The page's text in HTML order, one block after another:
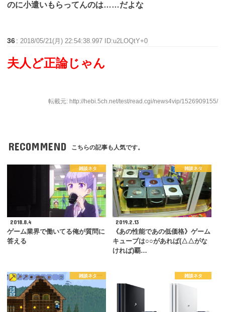
のに小遣いもらってんのは……だよな
36 :2018/05/21(月) 22:54:38.997 ID:u2LOQtY+0
夫人ど正論じゃん
転載元: http://hebi.5ch.net/test/read.cgi/news4vip/1526909155/
RECOMMEND こちらの記事も人気です。
雑談ネタ
2018.8.4
ゲーム業界で働いてる俺が質問に
答える
雑談ネタ
2019.2.13
《あの性能であの低価格》ゲーム
キューブは○○があれば(△△がな
ければ)覇…
雑談ネタ 雑談ネタ